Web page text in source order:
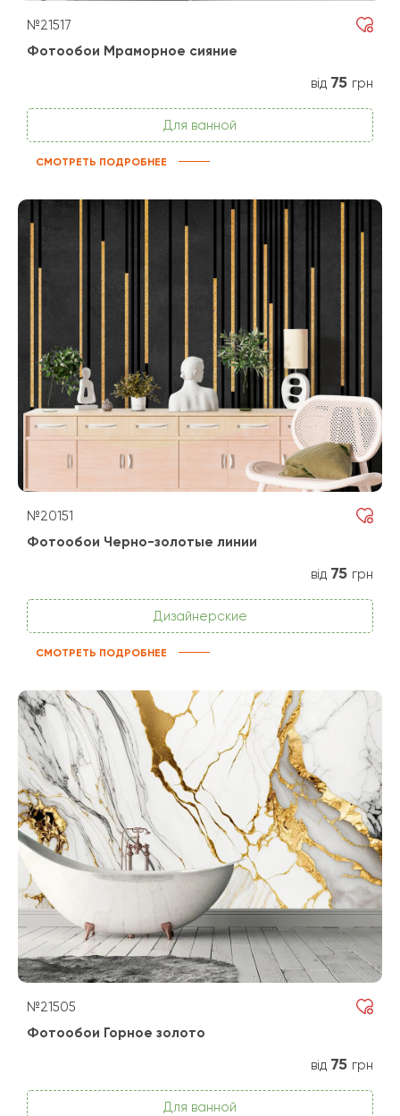
№21517
Фотообои Мраморное сияние
від 75 грн
Для ванной
СМОТРЕТЬ ПОДРОБНЕЕ
№20151
Фотообои Черно-золотые линии
від 75 грн
Дизайнерские
СМОТРЕТЬ ПОДРОБНЕЕ
№21505
Фотообои Горное золото
від 75 грн
Для ванной